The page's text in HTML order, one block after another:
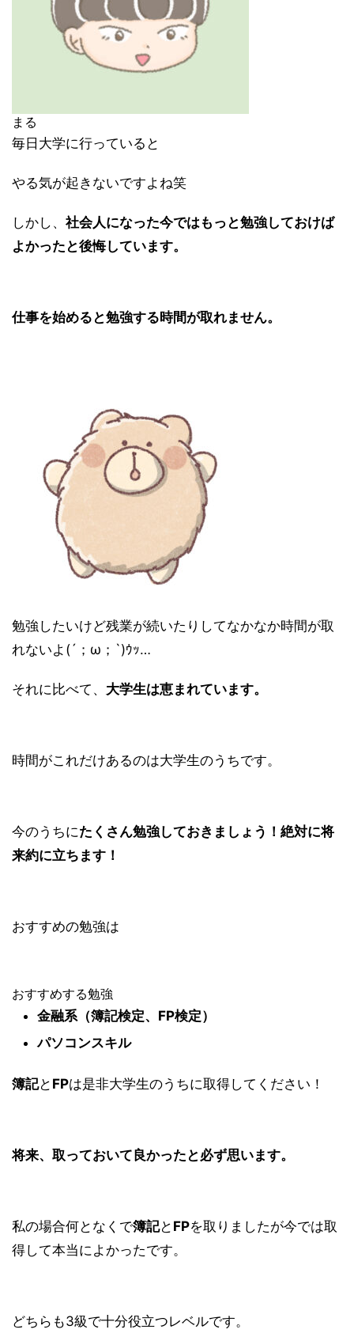
まる
毎日大学に行っていると
やる気が起きないですよね笑
しかし、 社会人になった今ではもっと勉強しておけば
よかったと後悔しています。
仕事を始めると勉強する時間が取れません。
勉強したいけど残業が続いたりしてなかなか時間が取
れないよ(´；ω；`)ｳｯ…
それに比べて、 大学生は恵まれています。
時間がこれだけあるのは大学生のうちです。
今のうちにたくさん勉強しておきましょう！絶対に将
来約に立ちます！
おすすめの勉強は
おすすめする勉強
金融系（簿記検定、FP検定）
パソコンスキル
簿記と FPは是非大学生のうちに取得してください！
将来、取っておいて良かったと必ず思います。
私の場合何となくで簿記と FPを取りましたが今では取
得して本当によかったです。
どちらも3級で十分役立つレベルです。